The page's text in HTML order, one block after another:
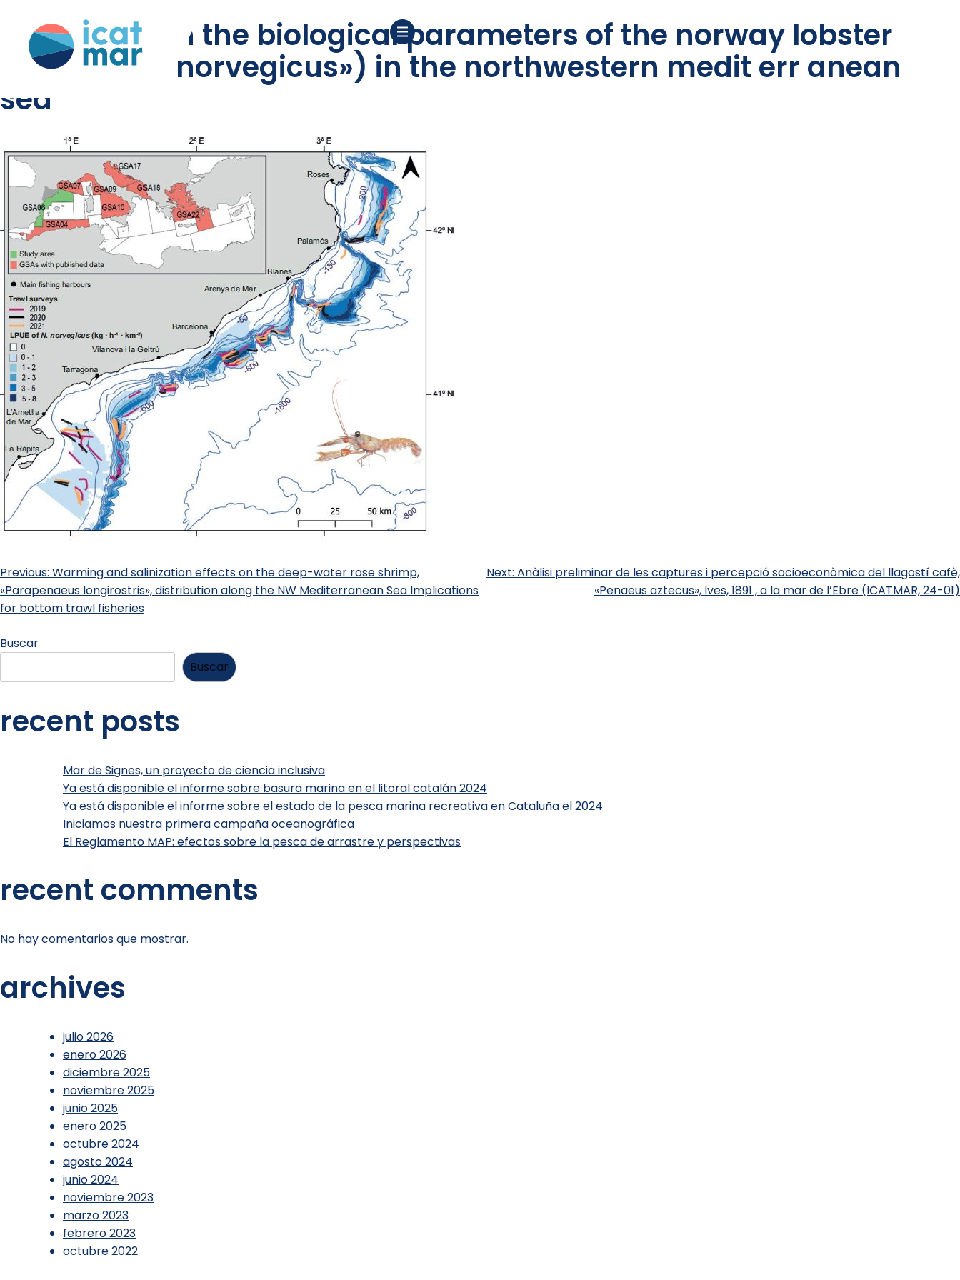
an update on the biological parameters of the norway lobster
(«nephrops norvegicus») in the northwestern medit err anean
sea
Previous: Warming and salinization effects on the deep-water rose shrimp,
«Parapenaeus longirostris», distribution along the NW Mediterranean Sea Implications
for bottom trawl fisheries
Next: Anàlisi preliminar de les captures i percepció socioeconòmica del llagostí cafè,
«Penaeus aztecus», Ives, 1891 , a la mar de l’Ebre (ICATMAR, 24-01)
Buscar
Buscar
recent posts
Mar de Signes, un proyecto de ciencia inclusiva
Ya está disponible el informe sobre basura marina en el litoral catalán 2024
Ya está disponible el informe sobre el estado de la pesca marina recreativa en Cataluña el 2024
Iniciamos nuestra primera campaña oceanográfica
El Reglamento MAP: efectos sobre la pesca de arrastre y perspectivas
recent comments
No hay comentarios que mostrar.
archives
julio 2026
enero 2026
diciembre 2025
noviembre 2025
junio 2025
enero 2025
octubre 2024
agosto 2024
junio 2024
noviembre 2023
marzo 2023
febrero 2023
octubre 2022